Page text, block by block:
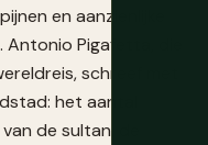
en aanzienlijke
Pigafetta, die
schreef met
het aantal
de sultan, de